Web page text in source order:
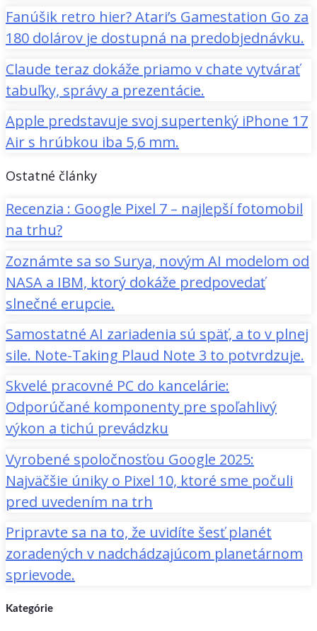
Fanúšik retro hier? Atari’s Gamestation Go za
180 dolárov je dostupná na predobjednávku.
Claude teraz dokáže priamo v chate vytvárať
tabuľky, správy a prezentácie.
Apple predstavuje svoj supertenký iPhone 17
Air s hrúbkou iba 5,6 mm.
Ostatné články
Recenzia : Google Pixel 7 – najlepší fotomobil
na trhu?
Zoznámte sa so Surya, novým AI modelom od
NASA a IBM, ktorý dokáže predpovedať
slnečné erupcie.
Samostatné AI zariadenia sú späť, a to v plnej
sile. Note-Taking Plaud Note 3 to potvrdzuje.
Skvelé pracovné PC do kancelárie:
Odporúčané komponenty pre spoľahlivý
výkon a tichú prevádzku
Vyrobené spoločnosťou Google 2025:
Najväčšie úniky o Pixel 10, ktoré sme počuli
pred uvedením na trh
Pripravte sa na to, že uvidíte šesť planét
zoradených v nadchádzajúcom planetárnom
sprievode.
Kategórie